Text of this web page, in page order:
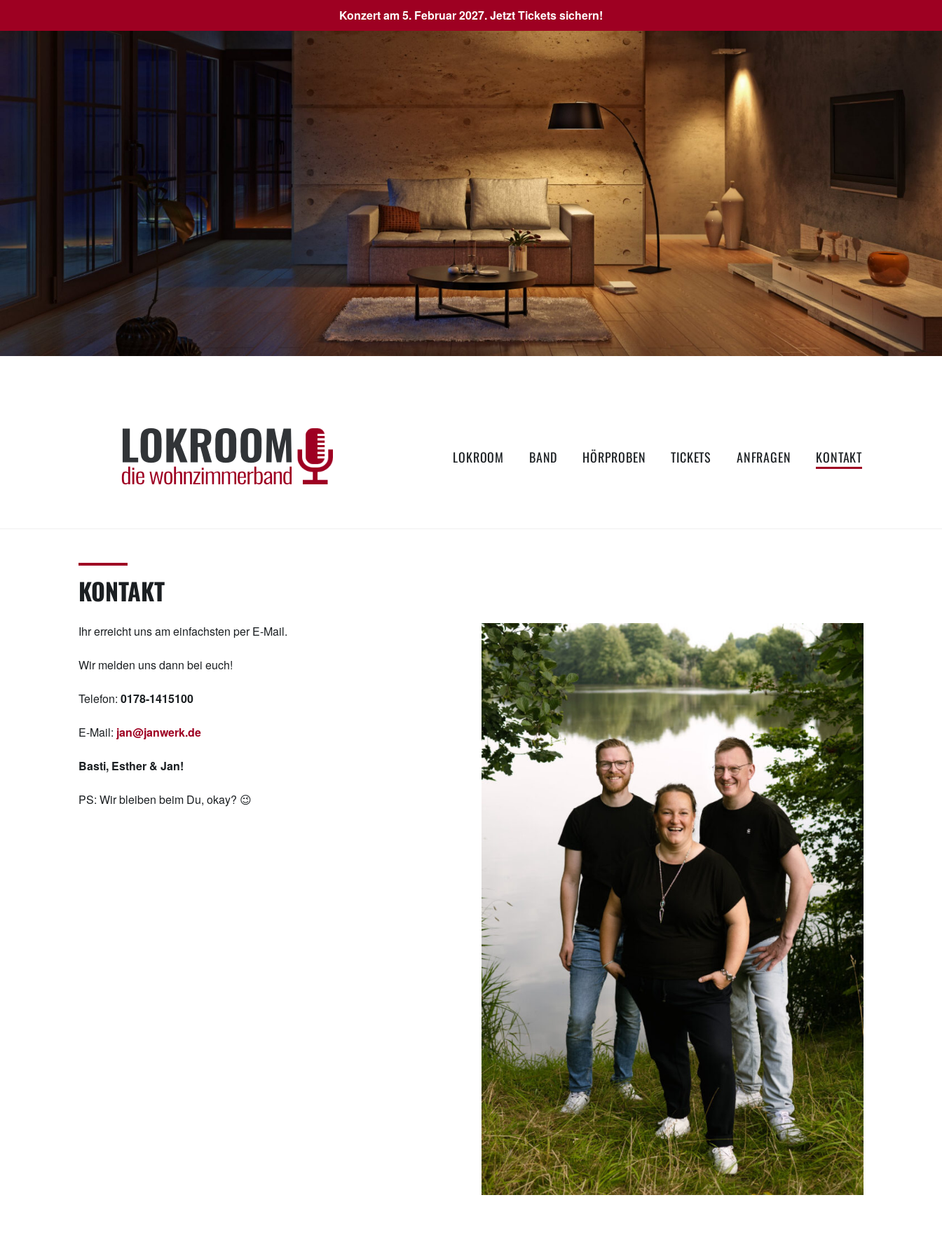
Konzert am 5. Februar 2027. Jetzt Tickets sichern!
LOKROOM BAND HÖRPROBEN TICKETS ANFRAGEN KONTAKT
KONTAKT
Ihr erreicht uns am einfachsten per E-Mail.
Wir melden uns dann bei euch!
Telefon: 0178-1415100
E-Mail: jan@janwerk.de
Basti, Esther & Jan!
PS: Wir bleiben beim Du, okay? 😉